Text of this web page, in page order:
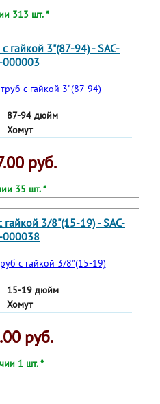
313 шт. *
гайкой 3"(87-94) - SAC-
87-94 дюйм
Хомут
руб.
35 шт. *
гайкой 3/8"(15-19) - SAC-
15-19 дюйм
Хомут
руб.
1 шт. *